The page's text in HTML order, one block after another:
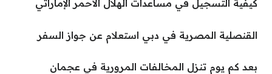
كيفية التسجيل في مساعدات الهلال الأحمر الإماراتي
القنصلية المصرية في دبي استعلام عن جواز السفر
بعد كم يوم تنزل المخالفات المرورية في عجمان